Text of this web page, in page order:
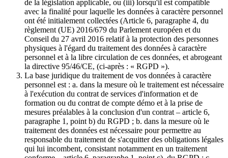
de la législation applicable, ou (iii) lorsqu'il est compatible
avec la finalité pour laquelle les données à caractère personnel
ont été initialement collectées (Article 6, paragraphe 4, du
règlement (UE) 2016/679 du Parlement européen et du
Conseil du 27 avril 2016 relatif à la protection des personnes
physiques à l'égard du traitement des données à caractère
personnel et à la libre circulation de ces données, et abrogeant
la directive 95/46/CE, (ci-après : « RGPD »).
La base juridique du traitement de vos données à caractère
personnel est : a. dans la mesure où le traitement est nécessaire
à l'exécution du contrat de services d'information et de
formation ou du contrat de compte démo et à la prise de
mesures préalables à la conclusion d'un contrat – article 6,
paragraphe 1, point b) du RGPD ; b. dans la mesure où le
traitement des données est nécessaire pour permettre au
responsable du traitement de s'acquitter des obligations légales
qui lui incombent, consistant notamment en un traitement